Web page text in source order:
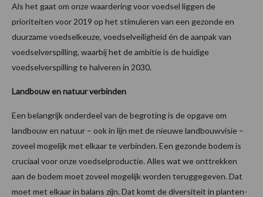
Als het gaat om onze waardering voor voedsel liggen de
prioriteiten voor 2019 op het stimuleren van een gezonde en
duurzame voedselkeuze, voedselveiligheid én de aanpak van
voedselverspilling, waarbij het de ambitie is de huidige
voedselverspilling te halveren in 2030.
Landbouw en natuur verbinden
Een belangrijk onderdeel van de begroting is de opgave om
landbouw en natuur – ook in lijn met de nieuwe landbouwvisie –
zoveel mogelijk met elkaar te verbinden. Een gezonde bodem is
cruciaal voor onze voedselproductie. Alles wat we onttrekken
aan de bodem moet zoveel mogelijk worden teruggegeven. Dat
moet met elkaar in balans zijn. Dat komt de diversiteit in planten-